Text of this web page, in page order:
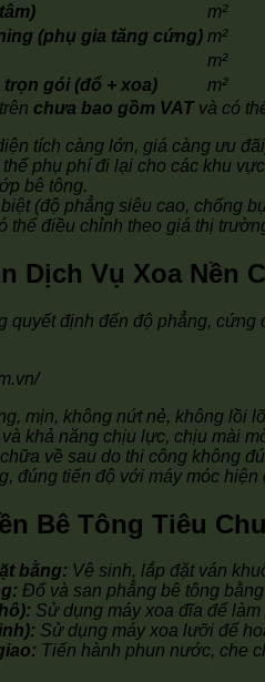
m²
(phụ gia tăng cứng) m²
m²
gói (đổ + xoa)
m²
chưa bao gồm VATvà có
tích càng lớn, giá càng ưu
phụ phí đi lại cho các khu
bê tông.
(độ phẳng siêu cao, chống
thể điều chỉnh theo giá thị
Dịch Vụ Xoa Nền
quyết định đến độ phẳng,
mịn, không nứt nẻ, không lồi
khả năng chịu lực, chịu mài
về sau do thi công không
đúng tiến độ với máy móc hiện
Bê Tông Tiêu
bằng: Vệ sinh, lắp đặt ván
Đổ và san phẳng bê tông bằng
Sử dụng máy xoa đĩa để
Sử dụng máy xoa lưỡi để
Tiến hành phun nước, che